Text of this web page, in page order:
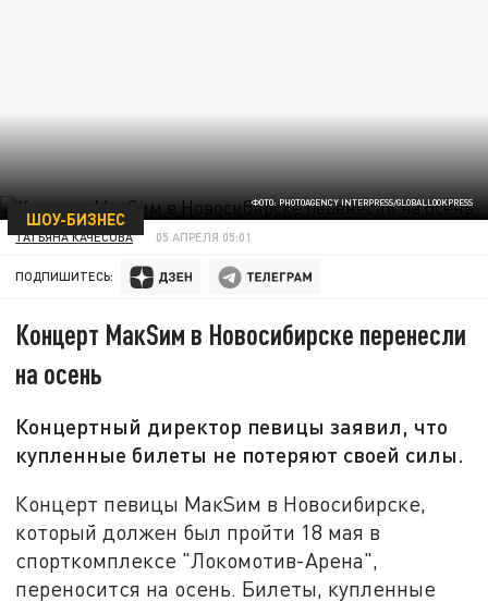
ФОТО: PHOTOAGENCY INTERPRESS/GLOBALLOOKPRESS
ШОУ-БИЗНЕС
ТАТЬЯНА КАЧЕСОВА 05 АПРЕЛЯ 05:01
ПОДПИШИТЕСЬ:
Концерт МакSим в Новосибирске перенесли
на осень
Концертный директор певицы заявил, что
купленные билеты не потеряют своей силы.
Концерт певицы МакSим в Новосибирске,
который должен был пройти 18 мая в
спорткомплексе "Локомотив-Арена",
переносится на осень. Билеты, купленные